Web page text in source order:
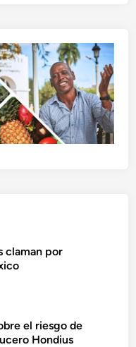
claman por
el riesgo de
Hondius